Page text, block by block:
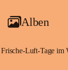
Alben
Frische-Luft-Tage im